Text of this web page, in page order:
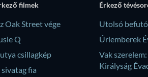
filmek
Oak Street vége
Q
csillagkép
sivatag fia
Érkező
Utolsó
Úriemberek
Vak
Királyság